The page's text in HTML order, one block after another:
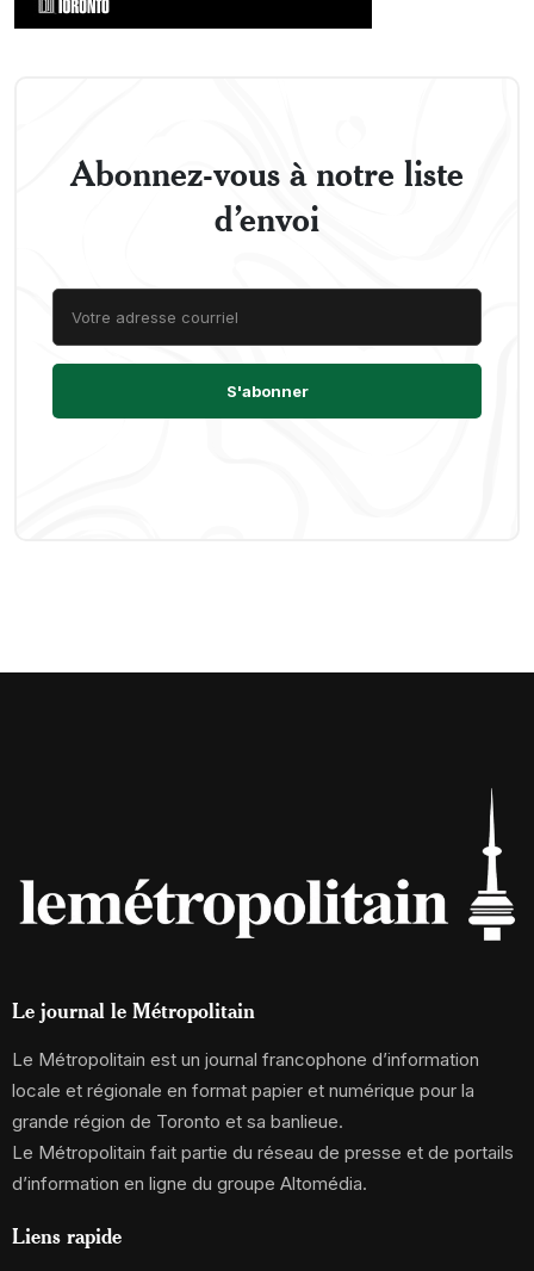
Abonnez-vous à notre liste
d’envoi
Le journal le Métropolitain
Le Métropolitain est un journal francophone d’information
locale et régionale en format papier et numérique pour la
grande région de Toronto et sa banlieue.
Le Métropolitain fait partie du réseau de presse et de portails
d’information en ligne du groupe Altomédia.
Liens rapide